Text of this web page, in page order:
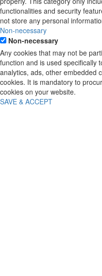
functionalities and security
not store any personal
Non-necessary
Non-necessary
Any cookies that may not be
function and is used specifically
analytics, ads, other embedded
cookies. It is mandatory to
cookies on your website.
SAVE & ACCEPT